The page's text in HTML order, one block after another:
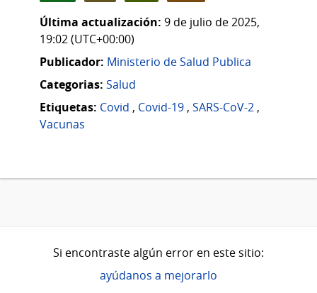
Última actualización: 9 de julio de 2025,
19:02 (UTC+00:00)
Publicador: Ministerio de Salud Publica
Categorias: Salud
Etiquetas: Covid , Covid-19 , SARS-CoV-2 ,
Vacunas
Si encontraste algún error en este sitio:
ayúdanos a mejorarlo